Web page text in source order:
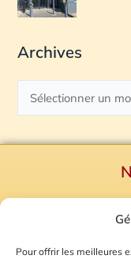
Pour offrir les meilleures
Archives
Mentions